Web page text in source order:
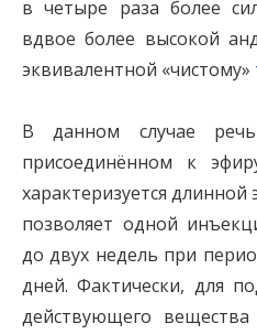
в четыре раза более
вдвое более высокой
эквивалентной «чистому»
В данном случае
присоединённом к
характеризуется
позволяет одной
до двух недель при
дней. Фактически, для
действующего